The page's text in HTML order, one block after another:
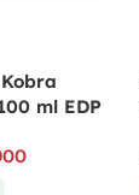
ml EDP